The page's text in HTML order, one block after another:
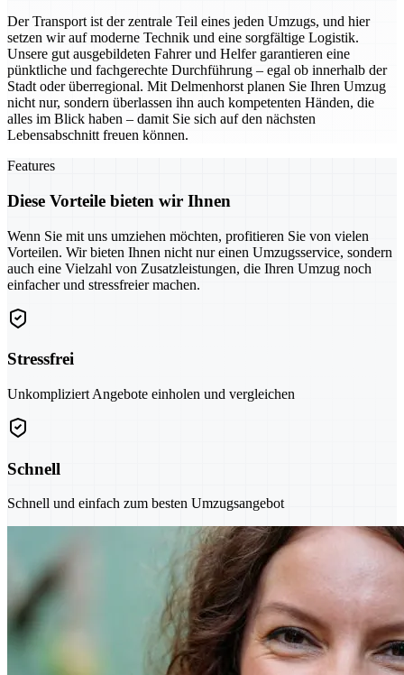
Der Transport ist der zentrale Teil eines jeden Umzugs, und hier
setzen wir auf moderne Technik und eine sorgfältige Logistik.
Unsere gut ausgebildeten Fahrer und Helfer garantieren eine
pünktliche und fachgerechte Durchführung – egal ob innerhalb der
Stadt oder überregional. Mit Delmenhorst planen Sie Ihren Umzug
nicht nur, sondern überlassen ihn auch kompetenten Händen, die
alles im Blick haben – damit Sie sich auf den nächsten
Lebensabschnitt freuen können.
Features
Diese Vorteile bieten wir Ihnen
Wenn Sie mit uns umziehen möchten, profitieren Sie von vielen
Vorteilen. Wir bieten Ihnen nicht nur einen Umzugsservice, sondern
auch eine Vielzahl von Zusatzleistungen, die Ihren Umzug noch
einfacher und stressfreier machen.
Stressfrei
Unkompliziert Angebote einholen und vergleichen
Schnell
Schnell und einfach zum besten Umzugsangebot